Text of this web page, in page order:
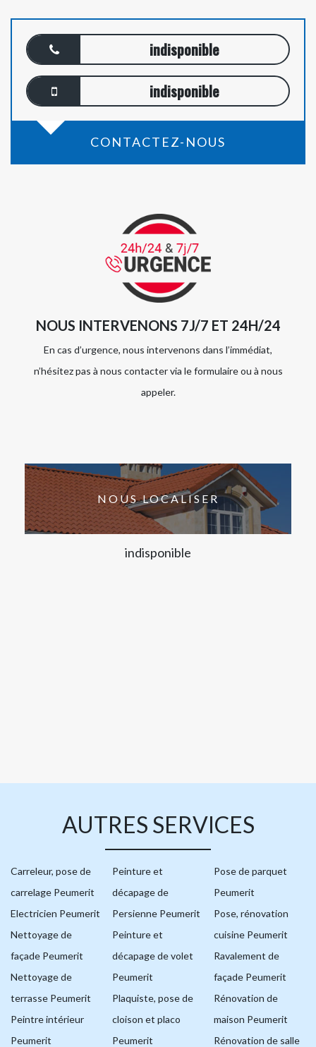
indisponible
indisponible
CONTACTEZ-NOUS
NOUS INTERVENONS 7J/7 ET 24H/24
En cas d’urgence, nous intervenons dans l’immédiat,
n’hésitez pas à nous contacter via le formulaire ou à nous
appeler.
NOUS LOCALISER
indisponible
AUTRES SERVICES
Carreleur, pose de
carrelage Peumerit
Electricien Peumerit
Nettoyage de
façade Peumerit
Nettoyage de
terrasse Peumerit
Peintre intérieur
Peumerit
Peinture et
décapage de
Persienne Peumerit
Peinture et
décapage de volet
Peumerit
Plaquiste, pose de
cloison et placo
Peumerit
Pose de parquet
Peumerit
Pose, rénovation
cuisine Peumerit
Ravalement de
façade Peumerit
Rénovation de
maison Peumerit
Rénovation de salle